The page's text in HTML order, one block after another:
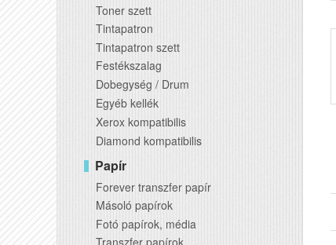
Toner szett
Tintapatron
Tintapatron szett
Festékszalag
Dobegység / Drum
Egyéb kellék
Xerox kompatibilis
Diamond kompatibilis
Papír
Forever transzfer papír
Másoló papírok
Fotó papírok, média
Transzfer papírok